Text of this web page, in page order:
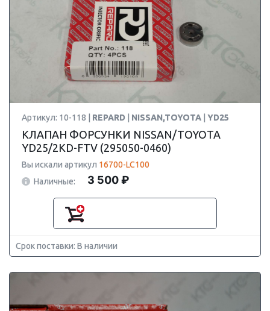
Артикул: 10-118 | REPARD NISSAN,TOYOTA YD25
КЛАПАН ФОРСУНКИ NISSAN/TOYOTA
YD25/2KD-FTV (295050-0460)
Вы искали артикул 16700-LC100
Наличные:
3 500 ₽
Срок поставки: В наличии